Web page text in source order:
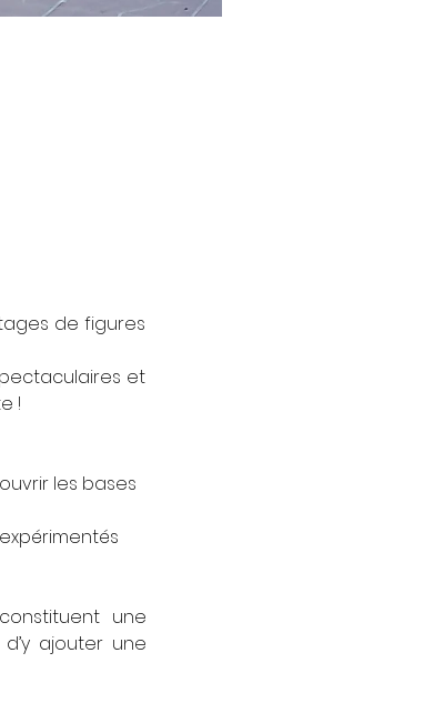
de figures
et
!
les bases
une
ajouter une